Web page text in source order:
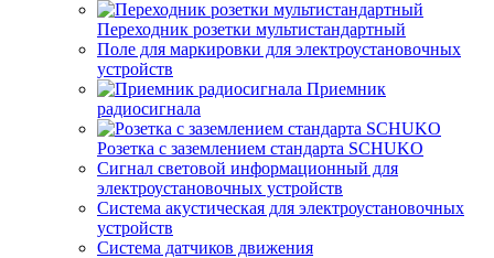
Переходник розетки мультистандартный
Поле для маркировки для электроустановочных
устройств
Приемник
радиосигнала
Розетка с заземлением стандарта SCHUKO
Сигнал световой информационный для
электроустановочных устройств
Система акустическая для электроустановочных
устройств
Система датчиков движения